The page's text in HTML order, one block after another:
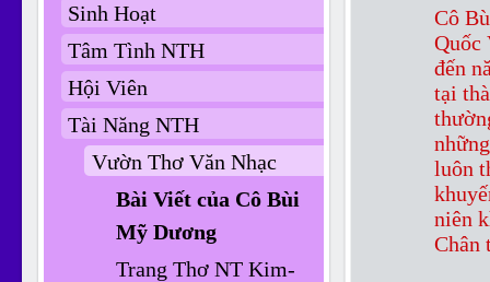
Cô
Quốc
đến
tại
luôn
niên
Chân
Sinh Hoạt
Tâm Tình NTH
Hội Viên
Tài Năng NTH
Vườn Thơ Văn Nhạc
Bài Viết của Cô Bùi
Mỹ Dương
Trang Thơ NT Kim-